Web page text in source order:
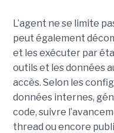
L’agent ne se limite
peut également
et les exécuter par
outils et les données
accès. Selon les
données internes,
code, suivre
thread ou encore